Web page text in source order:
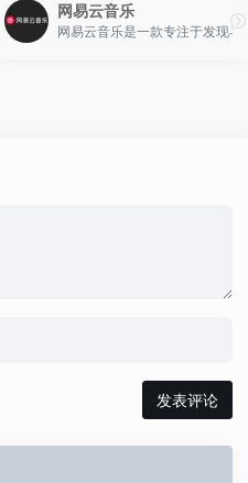
入大自然，感受大自然的温馨、安静、
择，用中文诗意的概括一下就是春雨、
网易云音乐
网易云音乐是一款专注于发现
发表评论